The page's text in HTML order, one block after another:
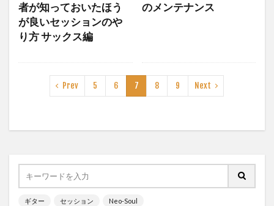
者が知っておいたほう
が良いセッションのや
り方 サックス編
のメンテナンス
Prev 5 6 7 8 9 Next
ギター セッション Neo-Soul